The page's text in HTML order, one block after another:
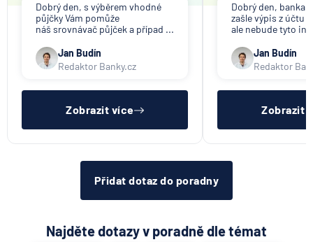
Dobrý den, s výběrem vhodné
půjčky Vám pomůže
náš srovnávač půjček a případ ...
Jan Budín
Redaktor Banky.cz
Zobrazit více
Dobrý den, banka
zašle výpis z účtu
ale nebude tyto
Jan Budín
Redaktor
Zobrazit
Přidat dotaz do poradny
Najděte dotazy v poradně dle témat